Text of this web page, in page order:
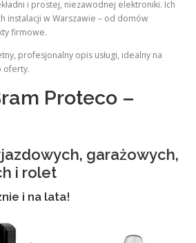
i prostej, niezawodnej elektroniki. Ich
instalacji w Warszawie – od domów
firmowe.
profesjonalny opis usługi, idealny na
oferty.
Proteco –
garażowych,
i rolet
i na lata!